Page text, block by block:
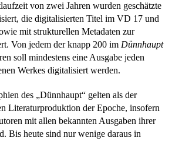
von zwei Jahren wurden geschätzte
die digitalisierten Titel im VD 17 und
mit strukturellen Metadaten zur
Von jedem der knapp 200 im Dünnhaupt
soll mindestens eine Ausgabe jeden
Werkes digitalisiert werden.
des „Dünnhaupt“ gelten als der
Literaturproduktion der Epoche, insofern
mit allen bekannten Ausgaben ihrer
Bis heute sind nur wenige daraus in